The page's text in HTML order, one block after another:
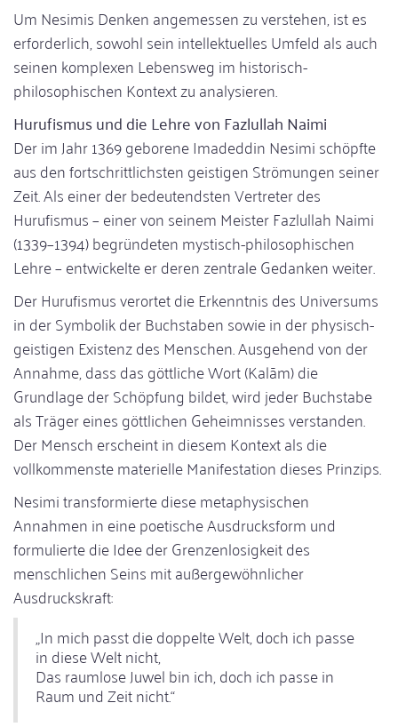
Um Nesimis Denken angemessen zu verstehen, ist es
erforderlich, sowohl sein intellektuelles Umfeld als auch
seinen komplexen Lebensweg im historisch-
philosophischen Kontext zu analysieren.
Hurufismus und die Lehre von Fazlullah Naimi
Der im Jahr 1369 geborene Imadeddin Nesimi schöpfte
aus den fortschrittlichsten geistigen Strömungen seiner
Zeit. Als einer der bedeutendsten Vertreter des
Hurufismus – einer von seinem Meister Fazlullah Naimi
(1339–1394) begründeten mystisch-philosophischen
Lehre – entwickelte er deren zentrale Gedanken weiter.
Der Hurufismus verortet die Erkenntnis des Universums
in der Symbolik der Buchstaben sowie in der physisch-
geistigen Existenz des Menschen. Ausgehend von der
Annahme, dass das göttliche Wort (Kalām) die
Grundlage der Schöpfung bildet, wird jeder Buchstabe
als Träger eines göttlichen Geheimnisses verstanden.
Der Mensch erscheint in diesem Kontext als die
vollkommenste materielle Manifestation dieses Prinzips.
Nesimi transformierte diese metaphysischen
Annahmen in eine poetische Ausdrucksform und
formulierte die Idee der Grenzenlosigkeit des
menschlichen Seins mit außergewöhnlicher
Ausdruckskraft:
„In mich passt die doppelte Welt, doch ich passe
in diese Welt nicht,
Das raumlose Juwel bin ich, doch ich passe in
Raum und Zeit nicht.“